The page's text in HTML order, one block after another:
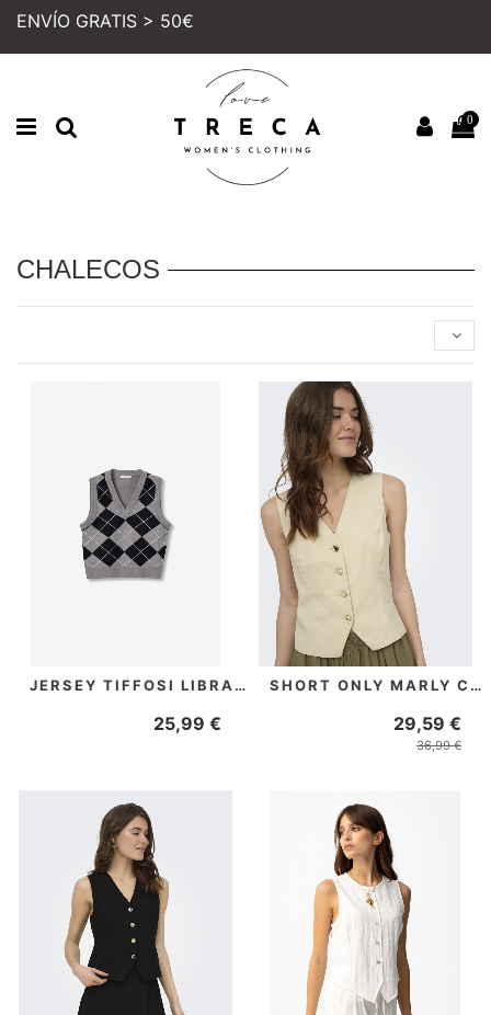
ENVÍO GRATIS > 50€
0
CHALECOS
JERSEY TIFFOSI LIBRA GRIS
25,99 €
PRECIO REBAJADO
NUEVO
SHORT ONLY MARLY CREMA
29,59 €
36,99 €
PRECIO REBAJADO
PRECIO REBAJADO